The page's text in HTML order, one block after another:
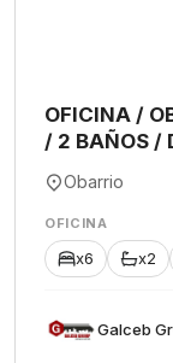
OFICINA /
/ 2 BAÑOS /
Obarrio
OFICINA
x6 x2